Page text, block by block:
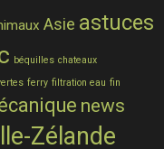
Asie astuces
béquilles chateaux
ferry filtration eau fin
news
Zélande